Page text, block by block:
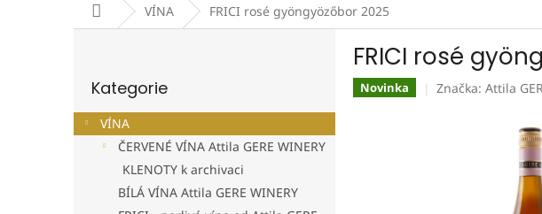
Domů VÍNA FRICI rosé gyöngyözőbor 2025
r
a
kategorie
Kategorie
VÍNA
ČERVENÉ VÍNA Attila GERE WINERY
KLENOTY k archivaci
BÍLÁ VÍNA Attila GERE WINERY
FRICI rosé
Novinka Značka: Attila